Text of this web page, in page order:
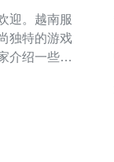
迎。越南服
独特的游戏
介绍一些最